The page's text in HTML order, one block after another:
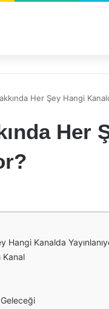
Her Şey Hangi
Her
Hangi Kanalda
Kanal
Geleceği